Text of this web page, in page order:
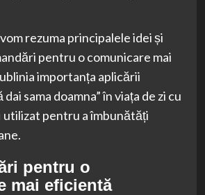
rezuma principalele idei și
pentru o comunicare mai
importanța aplicării
sama doamna” în viața de zi cu
utilizat pentru a îmbunătăți
pentru o
mai eficientă